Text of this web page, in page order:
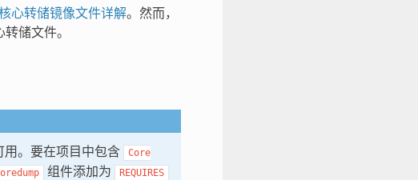
心转储镜像文件详解。然而，
储文件。
用。要在项目中包含
Core
组件添加为 REQUIRES